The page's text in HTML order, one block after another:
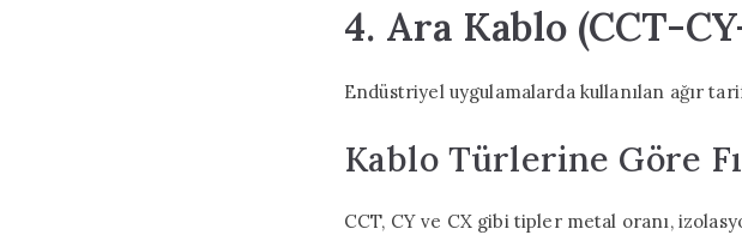
4. Ara Kablo (CCT-
Endüstriyel uygulamalarda kullanılan ağır
Kablo Türlerine Göre
CCT, CY ve CX gibi tipler metal oranı,